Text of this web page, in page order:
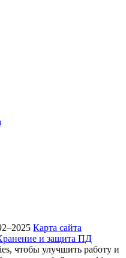
Карта сайта
и защита ПД
чтобы улучшить работу и